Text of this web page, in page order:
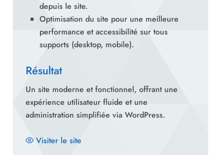
depuis le site.
Optimisation du site pour une meilleure
performance et accessibilité sur tous
supports (desktop, mobile).
Résultat
Un site moderne et fonctionnel, offrant une
expérience utilisateur fluide et une
administration simplifiée via WordPress.
Visiter le site